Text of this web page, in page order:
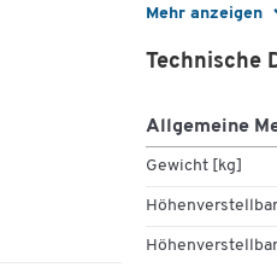
Mehr anzeigen
Flexadapter
Wir liefern den
Technische
Material:
Zur
Technische
Allgemeine
Gewicht [kg]
Höhenverstellbar